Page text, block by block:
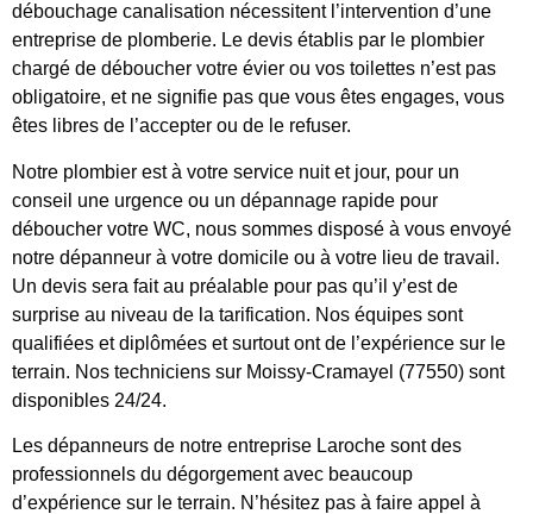
débouchage canalisation nécessitent l’intervention d’une
entreprise de plomberie. Le devis établis par le plombier
chargé de déboucher votre évier ou vos toilettes n’est pas
obligatoire, et ne signifie pas que vous êtes engages, vous
êtes libres de l’accepter ou de le refuser.
Notre plombier est à votre service nuit et jour, pour un
conseil une urgence ou un dépannage rapide pour
déboucher votre WC, nous sommes disposé à vous envoyé
notre dépanneur à votre domicile ou à votre lieu de travail.
Un devis sera fait au préalable pour pas qu’il y’est de
surprise au niveau de la tarification. Nos équipes sont
qualifiées et diplômées et surtout ont de l’expérience sur le
terrain. Nos techniciens sur Moissy-Cramayel (77550) sont
disponibles 24/24.
Les dépanneurs de notre entreprise Laroche sont des
professionnels du dégorgement avec beaucoup
d’expérience sur le terrain. N’hésitez pas à faire appel à